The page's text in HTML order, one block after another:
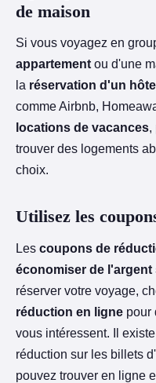
de maison
Si vous voyagez en
appartement ou d'une
la réservation d'un hôtel
comme Airbnb,
locations de vacances,
trouver des logements
choix.
Utilisez les
Les coupons de
économiser de
réserver votre voyage,
réduction en ligne pour
vous intéressent. Il
réduction sur les billets
pouvez trouver en ligne